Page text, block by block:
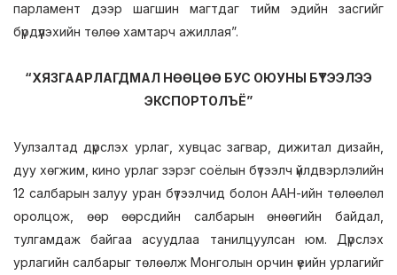
парламент дээр шагшин магтдаг тийм эдийн засгийг
бүрдүүлэхийн төлөө хамтарч ажиллая”.
“ХЯЗГААРЛАГДМАЛ НӨӨЦӨӨ БУС ОЮУНЫ БҮТЭЭЛЭЭ
ЭКСПОРТОЛЪЁ”
Уулзалтад дүрслэх урлаг, хувцас загвар, дижитал дизайн,
дуу хөгжим, кино урлаг зэрэг соёлын бүтээлч үйлдвэрлэлийн
12 салбарын залуу уран бүтээлчид болон ААН-ийн төлөөлөл
оролцож, өөр өөрсдийн салбарын өнөөгийн байдал,
тулгамдаж байгаа асуудлаа танилцуулсан юм. Дүрслэх
урлагийн салбарыг төлөөлж Монголын орчин үеийн урлагийг